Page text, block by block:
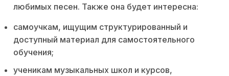
любимых песен. Также она будет интересна:
самоучкам, ищущим структурированный и
доступный материал для самостоятельного
обучения;
ученикам музыкальных школ и курсов,